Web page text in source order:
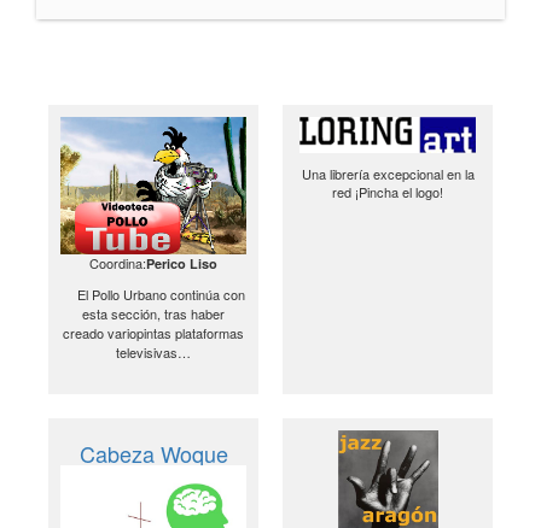
Coordina:Perico Liso
El Pollo Urbano continúa con
esta sección, tras haber
creado variopintas plataformas
televisivas…
Una librería excepcional en la
red ¡Pincha el logo!
Cabeza Woque